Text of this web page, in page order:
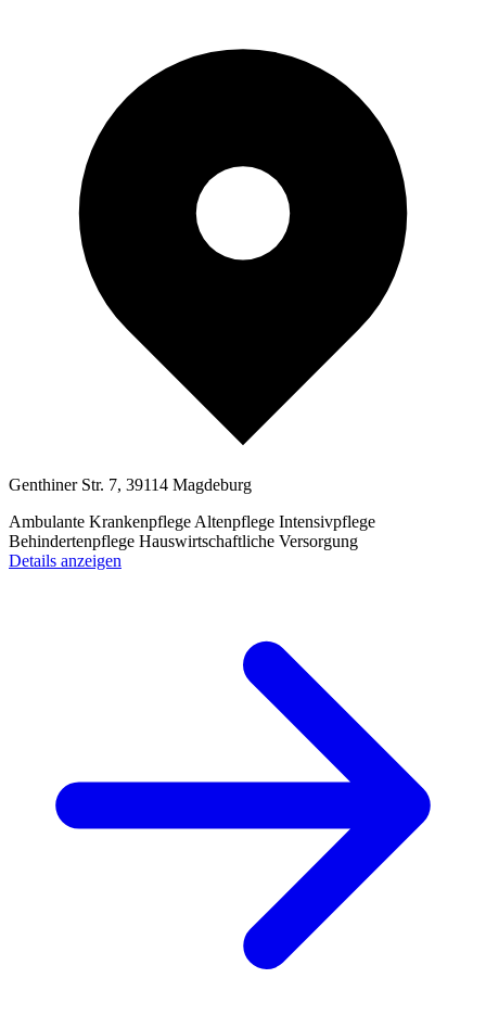
Genthiner Str. 7, 39114 Magdeburg
Ambulante Krankenpflege Altenpflege Intensivpflege
Behindertenpflege Hauswirtschaftliche Versorgung
Details anzeigen